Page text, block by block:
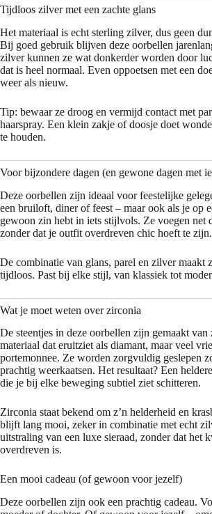
Tijdloos zilver met een zachte glans
Het materiaal is echt sterling zilver, dus geen
Bij goed gebruik blijven deze oorbellen
zilver kunnen ze wat donkerder worden door
dat is heel normaal. Even oppoetsen met een
weer als nieuw.
Tip: bewaar ze droog en vermijd contact met
haarspray. Een klein zakje of doosje doet
te houden.
Voor bijzondere dagen (en gewone dagen met
Deze oorbellen zijn ideaal voor feestelijke
een bruiloft, diner of feest – maar ook als je op
gewoon zin hebt in iets stijlvols. Ze voegen net
zonder dat je outfit overdreven chic hoeft te zijn.
De combinatie van glans, parel en zilver maakt
tijdloos. Past bij elke stijl, van klassiek tot
Wat je moet weten over zirconia
De steentjes in deze oorbellen zijn gemaakt van
materiaal dat eruitziet als diamant, maar veel
portemonnee. Ze worden zorgvuldig geslepen
prachtig weerkaatsen. Het resultaat? Een
die je bij elke beweging subtiel ziet schitteren.
Zirconia staat bekend om z’n helderheid en
blijft lang mooi, zeker in combinatie met echt
uitstraling van een luxe sieraad, zonder dat het
overdreven is.
Een mooi cadeau (of gewoon voor jezelf)
Deze oorbellen zijn ook een prachtig cadeau.